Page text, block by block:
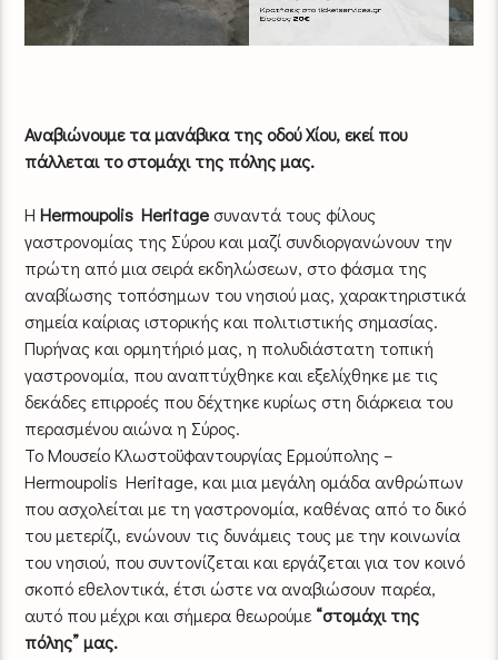
Αναβιώνουμε τα μανάβικα της οδού Χίου, εκεί που
πάλλεται το στομάχι της πόλης μας.
ΗHermoupolis Heritage συναντά τους φίλους
γαστρονομίας της Σύρου και μαζί συνδιοργανώνουν την
πρώτη από μια σειρά εκδηλώσεων, στο φάσμα της
αναβίωσης τοπόσημων του νησιού μας, χαρακτηριστικά
σημεία καίριας ιστορικής και πολιτιστικής σημασίας.
Πυρήνας και ορμητήριό μας, η πολυδιάστατη τοπική
γαστρονομία, που αναπτύχθηκε και εξελίχθηκε με τις
δεκάδες επιρροές που δέχτηκε κυρίως στη διάρκεια του
περασμένου αιώνα η Σύρος.
Το Μουσείο Κλωστοϋφαντουργίας Ερμούπολης –
Hermoupolis Heritage, και μια μεγάλη ομάδα ανθρώπων
που ασχολείται με τη γαστρονομία, καθένας από το δικό
του μετερίζι, ενώνουν τις δυνάμεις τους με την κοινωνία
του νησιού, που συντονίζεται και εργάζεται για τον κοινό
σκοπό εθελοντικά, έτσι ώστε να αναβιώσουν παρέα,
αυτό που μέχρι και σήμερα θεωρούμε “στομάχι της
πόλης” μας.